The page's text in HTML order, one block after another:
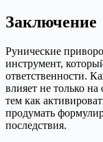
Заключение
Рунические
инструмент,
ответственности.
влияет не только
тем как
продумать
последствия.